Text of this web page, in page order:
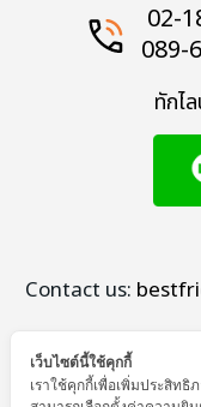
02-
089-
ทักไ
Contact us:
เว็บไซต์นี้ใช้คุกกี้
เราใช้คุกกี้เพื่อเพิ่มประสิท